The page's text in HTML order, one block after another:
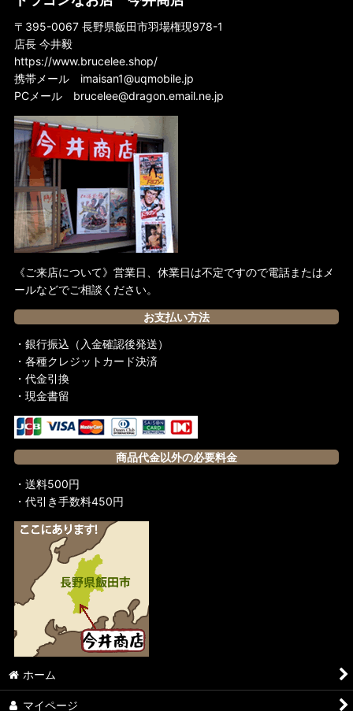
〒395-0067 長野県飯田市羽場権現978-1
店長 今井毅
https://www.brucelee.shop/
携帯メール imaisan1@uqmobile.jp
PCメール brucelee@dragon.email.ne.jp
《ご来店について》営業日、休業日は不定ですので電話またはメ
ールなどでご相談ください。
お支払い方法
・銀行振込（入金確認後発送）
・各種クレジットカード決済
・代金引換
・現金書留
商品代金以外の必要料金
・送料500円
・代引き手数料450円
ホーム
マイページ